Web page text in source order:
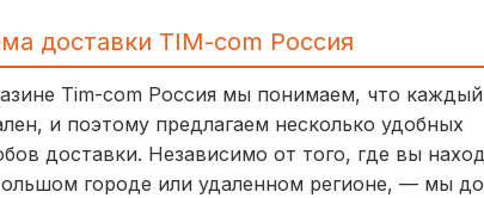
доставки TIM-com Россия
Tim-com Россия мы понимаем, что каждый
и поэтому предлагаем несколько удобных
доставки. Независимо от того, где вы
городе или удаленном регионе, — мы